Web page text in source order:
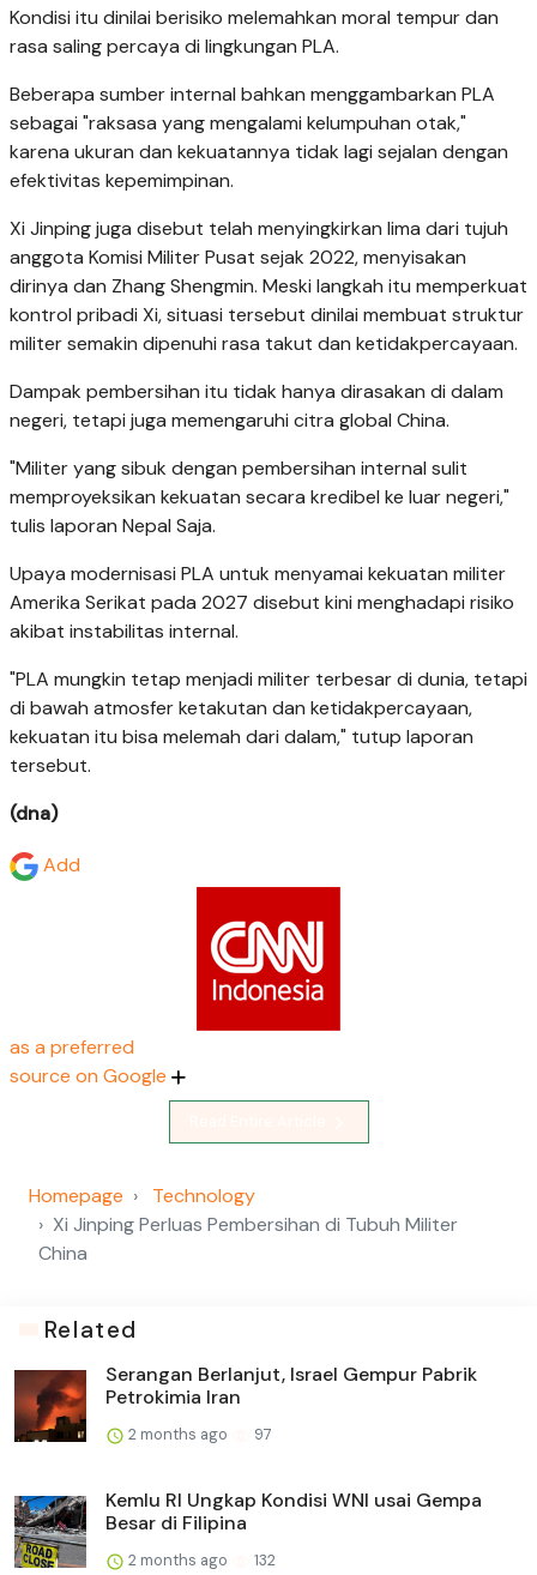
Kondisi itu dinilai berisiko melemahkan moral tempur dan
rasa saling percaya di lingkungan PLA.
Beberapa sumber internal bahkan menggambarkan PLA
sebagai "raksasa yang mengalami kelumpuhan otak,"
karena ukuran dan kekuatannya tidak lagi sejalan dengan
efektivitas kepemimpinan.
Xi Jinping juga disebut telah menyingkirkan lima dari tujuh
anggota Komisi Militer Pusat sejak 2022, menyisakan
dirinya dan Zhang Shengmin. Meski langkah itu memperkuat
kontrol pribadi Xi, situasi tersebut dinilai membuat struktur
militer semakin dipenuhi rasa takut dan ketidakpercayaan.
Dampak pembersihan itu tidak hanya dirasakan di dalam
negeri, tetapi juga memengaruhi citra global China.
"Militer yang sibuk dengan pembersihan internal sulit
memproyeksikan kekuatan secara kredibel ke luar negeri,"
tulis laporan Nepal Saja.
Upaya modernisasi PLA untuk menyamai kekuatan militer
Amerika Serikat pada 2027 disebut kini menghadapi risiko
akibat instabilitas internal.
"PLA mungkin tetap menjadi militer terbesar di dunia, tetapi
di bawah atmosfer ketakutan dan ketidakpercayaan,
kekuatan itu bisa melemah dari dalam," tutup laporan
tersebut.
(dna)
Add
as a preferred
source on Google
Homepage
Technology
Xi Jinping Perluas Pembersihan di Tubuh Militer
China
Related
Serangan Berlanjut, Israel Gempur Pabrik
Petrokimia Iran
2 months ago 97
Kemlu RI Ungkap Kondisi WNI usai Gempa
Besar di Filipina
2 months ago 132